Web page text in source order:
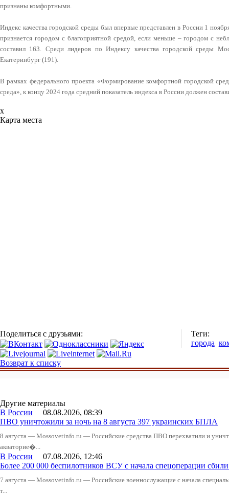
признаны комфортными.
Индекс качества городской среды был впервые представлен в России 1
признается городом с благоприятной средой, если меньше – городом с
составил 163. Среди лидеров по Индексу качества городской среды
Екатеринбург (191).
В рамках федерального проекта «Формирование комфортной городской
среда», к концу 2024 года средний показатель индекса в России должен
x
Карта места
Поделиться с друзьями:
Теги:
города
Возврат к списку
Другие материалы
В России 08.08.2026, 08:39
ПВО уничтожили за ночь на 8 августа 397 украинских БПЛА
8 августа — Mossovetinfo.ru — Российские средства ПВО перехватили и
акваторие�...
В России 07.08.2026, 12:46
Более 200 000 беспилотников ВСУ с начала спецоперации
7 августа — Mossovetinfo.ru — Российские военнослужащие с начала
т...